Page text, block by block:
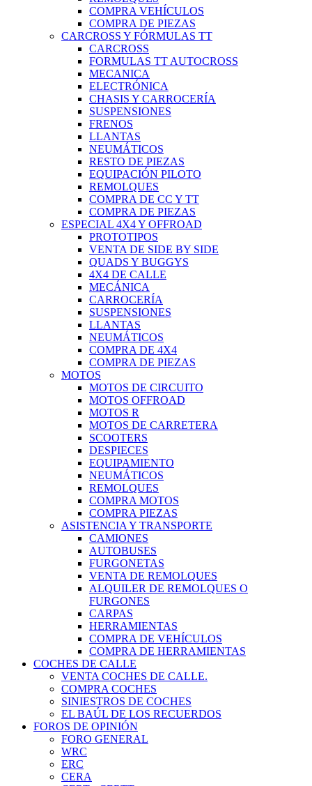
COMPRA VEHÍCULOS
COMPRA DE PIEZAS
CARCROSS Y FÓRMULAS TT
CARCROSS
FORMULAS TT AUTOCROSS
MECANICA
ELECTRÓNICA
CHASIS Y CARROCERÍA
SUSPENSIONES
FRENOS
LLANTAS
NEUMÁTICOS
RESTO DE PIEZAS
EQUIPACIÓN PILOTO
REMOLQUES
COMPRA DE CC Y TT
COMPRA DE PIEZAS
ESPECIAL 4X4 Y OFFROAD
PROTOTIPOS
VENTA DE SIDE BY SIDE
QUADS Y BUGGYS
4X4 DE CALLE
MECÁNICA
CARROCERÍA
SUSPENSIONES
LLANTAS
NEUMÁTICOS
COMPRA DE 4X4
COMPRA DE PIEZAS
MOTOS
MOTOS DE CIRCUITO
MOTOS OFFROAD
MOTOS R
MOTOS DE CARRETERA
SCOOTERS
DESPIECES
EQUIPAMIENTO
NEUMÁTICOS
REMOLQUES
COMPRA MOTOS
COMPRA PIEZAS
ASISTENCIA Y TRANSPORTE
CAMIONES
AUTOBUSES
FURGONETAS
VENTA DE REMOLQUES
ALQUILER DE REMOLQUES O
FURGONES
CARPAS
HERRAMIENTAS
COMPRA DE VEHÍCULOS
COMPRA DE HERRAMIENTAS
COCHES DE CALLE
VENTA COCHES DE CALLE.
COMPRA COCHES
SINIESTROS DE COCHES
EL BAÚL DE LOS RECUERDOS
FOROS DE OPINIÓN
FORO GENERAL
WRC
ERC
CERA